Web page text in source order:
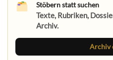
Stöbern statt suchen
Texte, Rubriken,
Archiv.
Archiv